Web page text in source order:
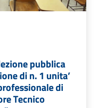
pubblica
di n. 1 unita’
di
Tecnico